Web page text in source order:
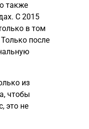
также
С 2015
в том
после
из
чтобы
это не